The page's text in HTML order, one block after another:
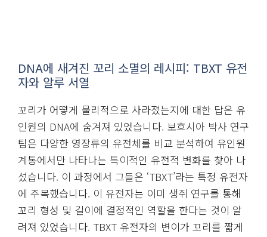
DNA에 새겨진 꼬리 소멸의 레시피: TBXT 유전
자와 알루 서열
꼬리가 어떻게 물리적으로 사라졌는지에 대한 답은 유
인원의 DNA에 숨겨져 있었습니다. 보흐시아 박사 연구
팀은 다양한 영장류의 유전체를 비교 분석하여 유인원
계통에서만 나타나는 특이적인 유전적 변화를 찾아 나
섰습니다. 이 과정에서 그들은 ‘TBXT’라는 특정 유전자
에 주목했습니다. 이 유전자는 이미 생쥐 연구를 통해
꼬리 형성 및 길이에 결정적인 역할을 한다는 것이 알
려져 있었습니다. TBXT 유전자의 변이가 꼬리를 짧게